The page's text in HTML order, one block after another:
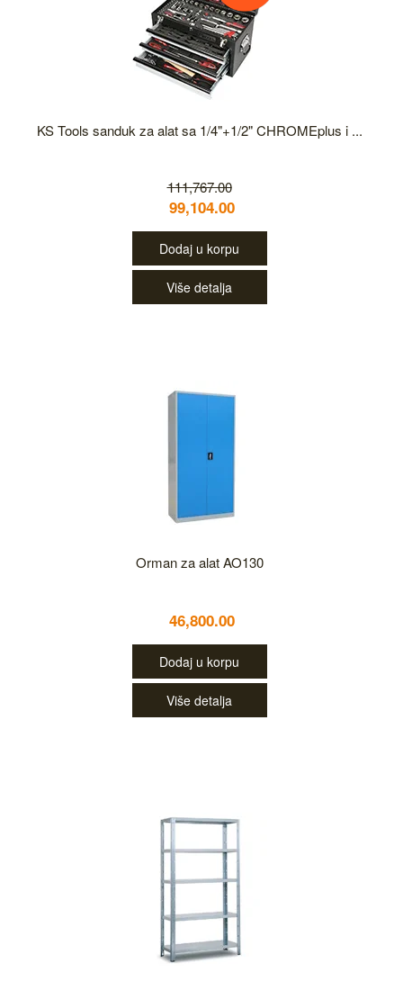
KS Tools sanduk za alat sa 1/4"+1/2" CHROMEplus i ...
111,767.00
99,104.00
Dodaj u korpu
Više detalja
Orman za alat AO130
46,800.00
Dodaj u korpu
Više detalja